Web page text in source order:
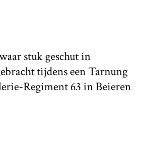
stuk geschut in
tijdens een Tarnung
Regiment 63 in Beieren